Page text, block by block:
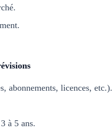
abonnements, licences, etc.).
à 5 ans.